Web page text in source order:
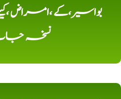
بواسیر،کے ،امراض
نسخہ